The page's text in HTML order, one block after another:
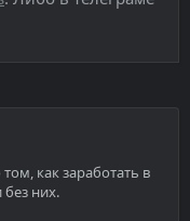
как заработать в
них.